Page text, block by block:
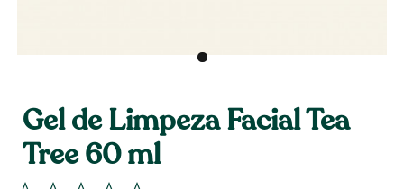
Gel de Limpeza Facial Tea
Tree 60 ml